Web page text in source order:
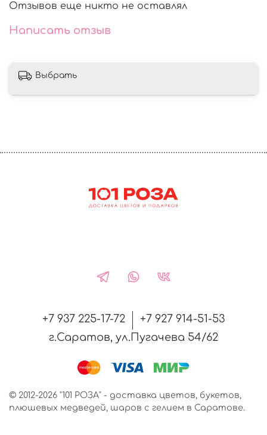
Отзывов еще никто не оставлял
Написать отзыв
Выбрать
+7 937 225-17-72
+7 927 914-51-53
г.Саратов, ул.Пугачева 54/62
© 2012-2026 "101 РОЗА" - доставка цветов, букетов,
плюшевых медведей, шаров с гелием в Саратове.